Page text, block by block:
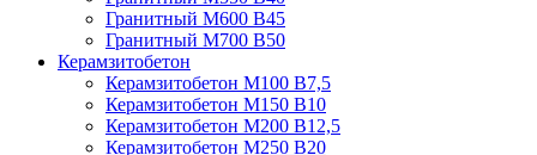
Гранитный М600 В45
Гранитный М700 В50
Керамзитобетон
Керамзитобетон М100 В7,5
Керамзитобетон М150 В10
Керамзитобетон М200 В12,5
Керамзитобетон М250 В20